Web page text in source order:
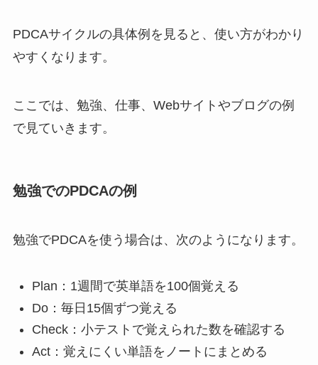
PDCAサイクルの具体例を見ると、使い方がわかり
やすくなります。
ここでは、勉強、仕事、Webサイトやブログの例
で見ていきます。
勉強でのPDCAの例
勉強でPDCAを使う場合は、次のようになります。
Plan：1週間で英単語を100個覚える
Do：毎日15個ずつ覚える
Check：小テストで覚えられた数を確認する
Act：覚えにくい単語をノートにまとめる